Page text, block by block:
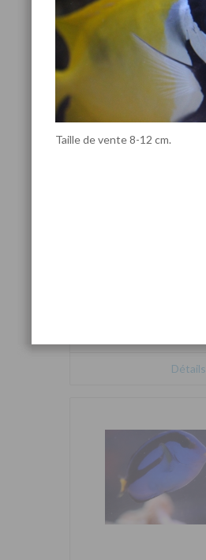
Canthigaster valentini
Détails
Taille de vente 8-12 cm.